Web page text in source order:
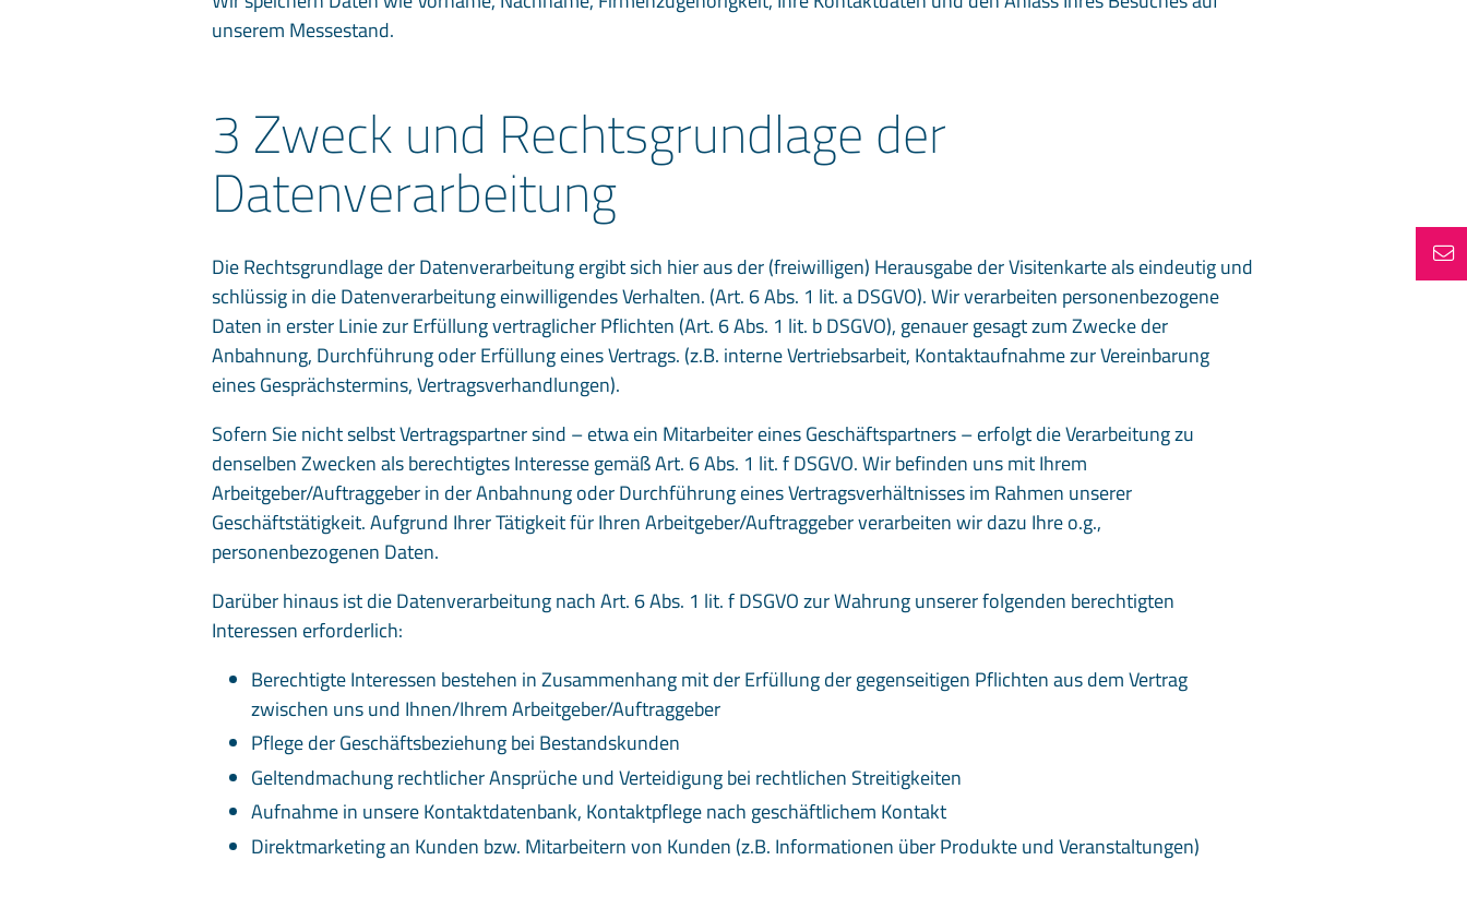
unserem Messestand.
3 Zweck und Rechtsgrundlage der
Datenverarbeitung
Die Rechtsgrundlage der Datenverarbeitung ergibt sich hier aus der (freiwilligen) Herausgabe der Visitenkarte als eindeutig und
schlüssig in die Datenverarbeitung einwilligendes Verhalten. (Art. 6 Abs. 1 lit. a DSGVO). Wir verarbeiten personenbezogene
Daten in erster Linie zur Erfüllung vertraglicher Pflichten (Art. 6 Abs. 1 lit. b DSGVO), genauer gesagt zum Zwecke der
Anbahnung, Durchführung oder Erfüllung eines Vertrags. (z.B. interne Vertriebsarbeit, Kontaktaufnahme zur Vereinbarung
eines Gesprächstermins, Vertragsverhandlungen).
Sofern Sie nicht selbst Vertragspartner sind – etwa ein Mitarbeiter eines Geschäftspartners – erfolgt die Verarbeitung zu
denselben Zwecken als berechtigtes Interesse gemäß Art. 6 Abs. 1 lit. f DSGVO. Wir befinden uns mit Ihrem
Arbeitgeber/Auftraggeber in der Anbahnung oder Durchführung eines Vertragsverhältnisses im Rahmen unserer
Geschäftstätigkeit. Aufgrund Ihrer Tätigkeit für Ihren Arbeitgeber/Auftraggeber verarbeiten wir dazu Ihre o.g.,
personenbezogenen Daten.
Darüber hinaus ist die Datenverarbeitung nach Art. 6 Abs. 1 lit. f DSGVO zur Wahrung unserer folgenden berechtigten
Interessen erforderlich:
Berechtigte Interessen bestehen in Zusammenhang mit der Erfüllung der gegenseitigen Pflichten aus dem Vertrag
zwischen uns und Ihnen/Ihrem Arbeitgeber/Auftraggeber
Pflege der Geschäftsbeziehung bei Bestandskunden
Geltendmachung rechtlicher Ansprüche und Verteidigung bei rechtlichen Streitigkeiten
Aufnahme in unsere Kontaktdatenbank, Kontaktpflege nach geschäftlichem Kontakt
Direktmarketing an Kunden bzw. Mitarbeitern von Kunden (z.B. Informationen über Produkte und Veranstaltungen)